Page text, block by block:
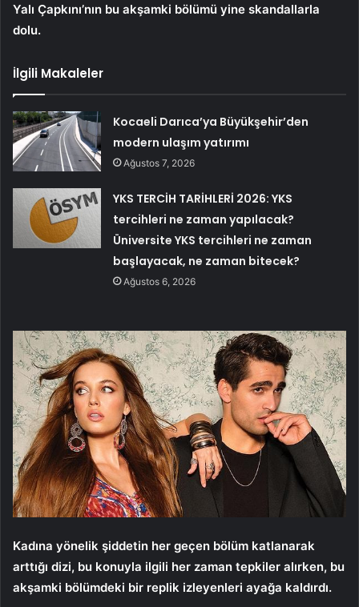
Yalı Çapkını’nın bu akşamki bölümü yine skandallarla
dolu.
İlgili Makaleler
Kocaeli Darıca’ya Büyükşehir’den
modern ulaşım yatırımı
Ağustos 7, 2026
YKS TERCİH TARİHLERİ 2026: YKS
tercihleri ne zaman yapılacak?
Üniversite YKS tercihleri ne zaman
başlayacak, ne zaman bitecek?
Ağustos 6, 2026
Kadına yönelik şiddetin her geçen bölüm katlanarak
arttığı dizi, bu konuyla ilgili her zaman tepkiler alırken, bu
akşamki bölümdeki bir replik izleyenleri ayağa kaldırdı.